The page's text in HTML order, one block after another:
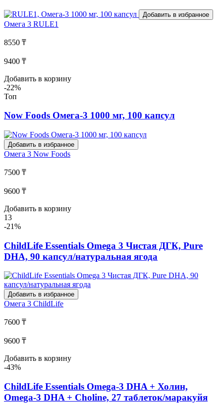
Добавить в избранное
Омега 3 RULE1
8550 ₸
9400 ₸
Добавить в корзину
-22%
Топ
Now Foods Омега-3 1000 мг, 100 капсул
Добавить в избранное
Омега 3 Now Foods
7500 ₸
9600 ₸
Добавить в корзину
13
-21%
ChildLife Essentials Omega 3 Чистая ДГК, Pure
DHA, 90 капсул/натуральная ягода
Добавить в избранное
Омега 3 ChildLife
7600 ₸
9600 ₸
Добавить в корзину
-43%
ChildLife Essentials Omega-3 DHA + Холин,
Omega-3 DHA + Choline, 27 таблеток/маракуйя